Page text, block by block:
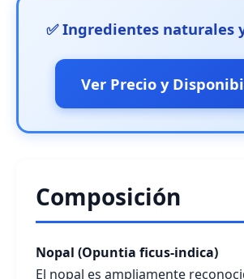
✅ Ingredientes naturales
Ver Precio y
Composición
Nopal (Opuntia ficus-indica)
El nopal es ampliamente